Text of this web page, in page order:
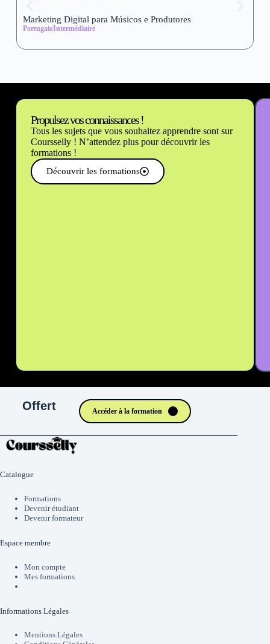
Marketing Digital para Músicos e Produtores
PortugaisIntermédiaire
Propulsez vos connaissances !
Tous les sujets que vous souhaitez apprendre sont sur
Coursselly ! N’attendez plus pour découvrir les
formations !
Découvrir les formations
Offert Accéder à la formation
Catalogue
Formations
Devenir étudiant
Devenir formateur
Espace membre
Mon compte
Mes formations
Informations Légales
Mentions Légales